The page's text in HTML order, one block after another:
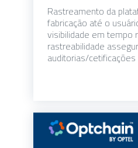
Rastreamento da
fabricação até o
visibilidade em tempo
rastreabilidade
auditorias/cetificações